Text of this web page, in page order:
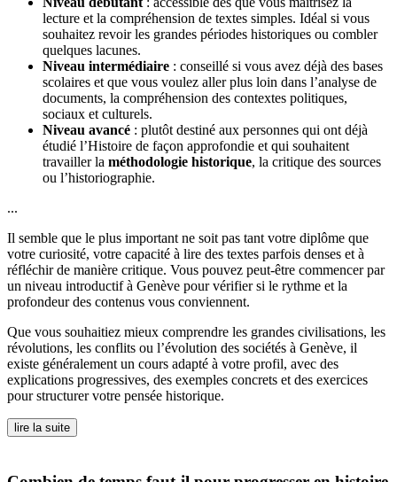
lecture et la compréhension de textes simples. Idéal si vous
souhaitez revoir les grandes périodes historiques ou combler
quelques lacunes.
Niveau intermédiaire : conseillé si vous avez déjà des bases
scolaires et que vous voulez aller plus loin dans l’analyse de
documents, la compréhension des contextes politiques,
sociaux et culturels.
Niveau avancé : plutôt destiné aux personnes qui ont déjà
étudié l’Histoire de façon approfondie et qui souhaitent
travailler la méthodologie historique, la critique des sources
ou l’historiographie.
...
Il semble que le plus important ne soit pas tant votre diplôme que
votre curiosité, votre capacité à lire des textes parfois denses et à
réfléchir de manière critique. Vous pouvez peut-être commencer par
un niveau introductif à Genève pour vérifier si le rythme et la
profondeur des contenus vous conviennent.
Que vous souhaitiez mieux comprendre les grandes civilisations, les
révolutions, les conflits ou l’évolution des sociétés à Genève, il
existe généralement un cours adapté à votre profil, avec des
explications progressives, des exemples concrets et des exercices
pour structurer votre pensée historique.
lire la suite